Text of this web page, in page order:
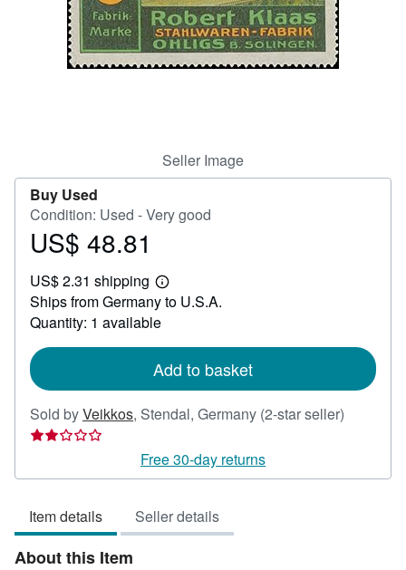
Start Selling
Seller Image
Buy Used
Condition: Used - Very good
Price
48.81
US$ 48.81
US$ 2.31 shipping
Learn
more
shipping
Ships from Germany to U.S.A.
Quantity: 1 available
Add to basket
Sold byVeikkos, Stendal, Germany (2-star seller)
out
Free 30-day returns
Item details Seller details
About this Item